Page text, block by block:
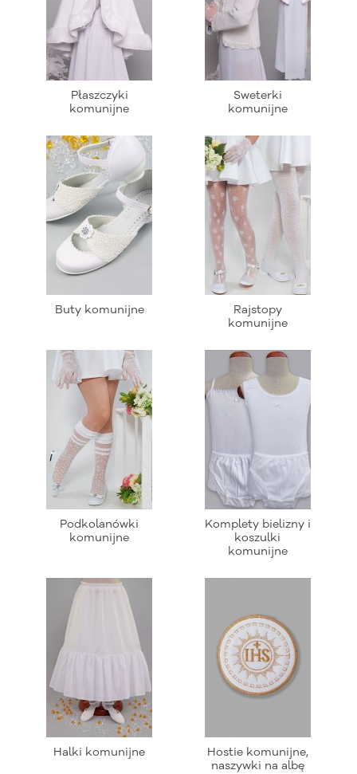
Płaszczyki
komunijne
Sweterki
komunijne
Buty komunijne
Rajstopy
komunijne
Podkolanówki
komunijne
Komplety bielizny i
koszulki
komunijne
Halki komunijne
Hostie komunijne,
naszywki na albę